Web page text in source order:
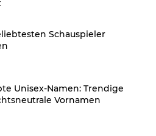
Schauspieler
Unisex-Namen: Trendige
Vornamen